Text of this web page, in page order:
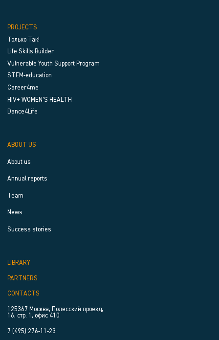
PROJECTS
Только Так!
Life Skills Builder
Vulnerable Youth Support Program
STEM-education
Career4me
HIV+ WOMEN’S HEALTH
Dance4Life
ABOUT US
About us
Annual reports
Team
News
Success stories
LIBRARY
PARTNERS
CONTACTS
125367 Москва, Полесский проезд,
16, стр. 1, офис 410
7 (495) 276-11-23